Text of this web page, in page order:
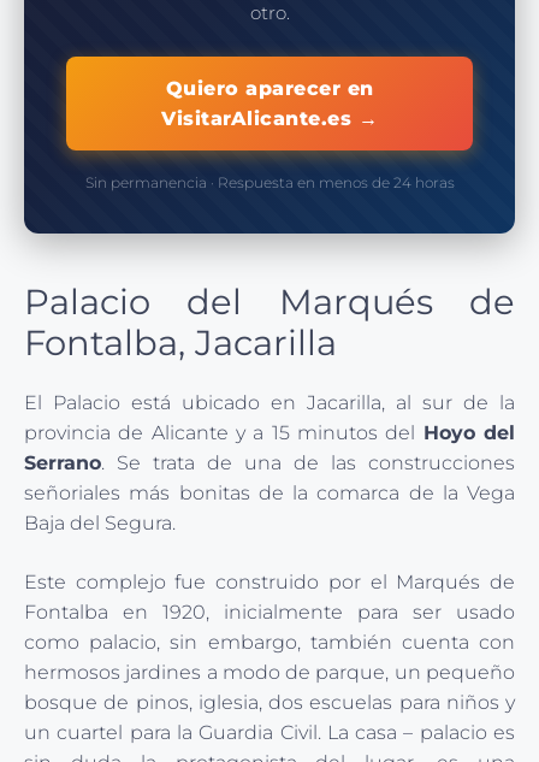
otro.
Quiero aparecer en
VisitarAlicante.es →
Sin permanencia · Respuesta en menos de 24 horas
Palacio del Marqués de
Fontalba, Jacarilla
El Palacio está ubicado en Jacarilla, al sur de la
provincia de Alicante y a 15 minutos del Hoyo del
Serrano. Se trata de una de las construcciones
señoriales más bonitas de la comarca de la Vega
Baja del Segura.
Este complejo fue construido por el Marqués de
Fontalba en 1920, inicialmente para ser usado
como palacio, sin embargo, también cuenta con
hermosos jardines a modo de parque, un pequeño
bosque de pinos, iglesia, dos escuelas para niños y
un cuartel para la Guardia Civil. La casa – palacio es